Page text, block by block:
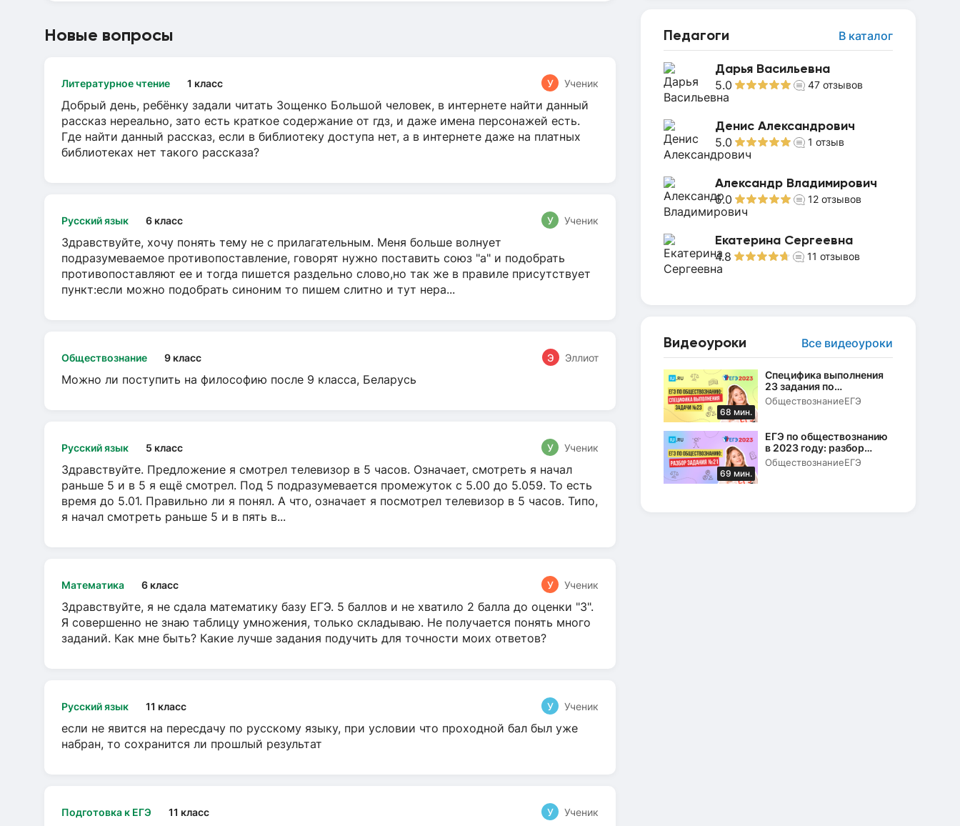
Педагоги В каталог
Дарья Васильевна
5.0 47 отзывов
Денис Александрович
5.0 1 отзыв
Александр Владимирович
5.0 12 отзывов
Екатерина Сергеевна
4.8 11 отзывов
Видеоуроки Все видеоуроки
68 мин.
Специфика выполнения
23 задания по
Конституции РФ в ЕГЭ по
обществознанию в 2023
ОбществознаниеЕГЭ
69 мин.
ЕГЭ по обществознанию
в 2023 году: разбор
задания № 21
ОбществознаниеЕГЭ
Новые вопросы
Литературное чтение 1 класс У Ученик
Добрый день, ребёнку задали читать Зощенко Большой человек, в интернете найти данный
рассказ нереально, зато есть краткое содержание от гдз, и даже имена персонажей есть.
Где найти данный рассказ, если в библиотеку доступа нет, а в интернете даже на платных
библиотеках нет такого рассказа?
Русский язык 6 класс У Ученик
Здравствуйте, хочу понять тему не с прилагательным. Меня больше волнует
подразумеваемое противопоставление, говорят нужно поставить союз "а" и подобрать
противопоставляют ее и тогда пишется раздельно слово,но так же в правиле присутствует
пункт:если можно подобрать синоним то пишем слитно и тут нера...
Обществознание 9 класс Э Эллиот
Можно ли поступить на философию после 9 класса, Беларусь
Русский язык 5 класс У Ученик
Здравствуйте. Предложение я смотрел телевизор в 5 часов. Означает, смотреть я начал
раньше 5 и в 5 я ещё смотрел. Под 5 подразумевается промежуток с 5.00 до 5.059. То есть
время до 5.01. Правильно ли я понял. А что, означает я посмотрел телевизор в 5 часов. Типо,
я начал смотреть раньше 5 и в пять в...
Математика 6 класс У Ученик
Здравствуйте, я не сдала математику базу ЕГЭ. 5 баллов и не хватило 2 балла до оценки "3".
Я совершенно не знаю таблицу умножения, только складываю. Не получается понять много
заданий. Как мне быть? Какие лучше задания подучить для точности моих ответов?
Русский язык 11 класс У Ученик
если не явится на пересдачу по русскому языку, при условии что проходной бал был уже
набран, то сохранится ли прошлый результат
Подготовка к ЕГЭ 11 класс У Ученик